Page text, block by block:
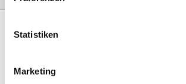
Statistiken
Marketing